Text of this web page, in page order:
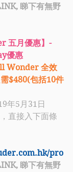
睇下有無野
五月優惠】-
優惠
Wonder 全效
$480(包括10件
年5月31日
直接入下面條
pro
睇下有無野